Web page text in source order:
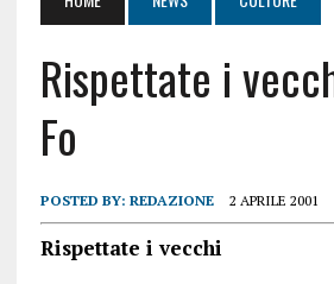
Rispettate i
Fo
POSTED BY: REDAZIONE 2 APRILE 2001
Rispettate i vecchi